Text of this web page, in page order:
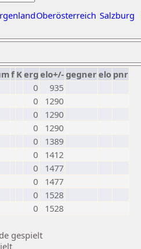
Oberösterreich Salzburg
f Kerg elo+/-gegnerelo pnr
0
935
0
1290
0
1290
0
1290
0
1389
0
1412
0
1477
0
1477
0
1528
0
1528
gespielt